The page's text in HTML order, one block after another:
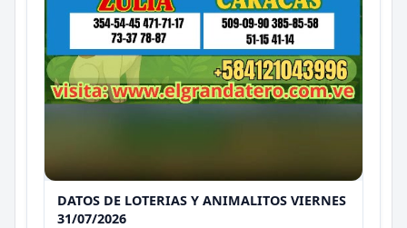
DATOS DE LOTERIAS Y ANIMALITOS VIERNES
31/07/2026